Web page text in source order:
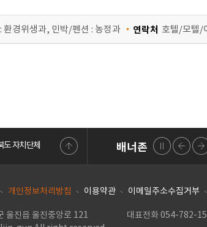
환경위생과, 민박/펜션 : 농정과 연락처 호텔/모텔/
도 자치단체 배너존
거래관리 LAIIS 내고장알리미 행정자치부 안
개인정보처리방침 이용약관 이메일주소수집거부
울진읍 울진중앙로 121 대표전화 054-782-